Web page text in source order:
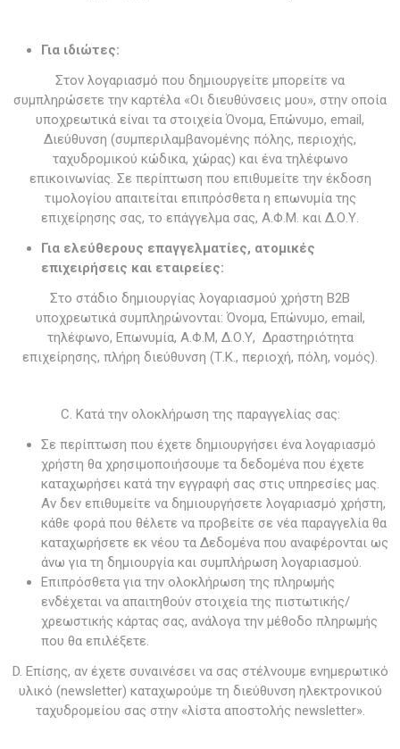
Για ιδιώτες:
Στον λογαριασμό που δημιουργείτε μπορείτε να
συμπληρώσετε την καρτέλα «Οι διευθύνσεις μου», στην οποία
υποχρεωτικά είναι τα στοιχεία Όνομα, Επώνυμο, email,
Διεύθυνση (συμπεριλαμβανομένης πόλης, περιοχής,
ταχυδρομικού κώδικα, χώρας) και ένα τηλέφωνο
επικοινωνίας. Σε περίπτωση που επιθυμείτε την έκδοση
τιμολογίου απαιτείται επιπρόσθετα η επωνυμία της
επιχείρησης σας, το επάγγελμα σας, Α.Φ.Μ. και Δ.Ο.Υ.
Για ελεύθερους επαγγελματίες, ατομικές
επιχειρήσεις και εταιρείες:
Στο στάδιο δημιουργίας λογαριασμού χρήστη B2B
υποχρεωτικά συμπληρώνονται: Όνομα, Επώνυμο, email,
τηλέφωνο, Επωνυμία, Α.Φ.Μ, Δ.Ο.Υ, Δραστηριότητα
επιχείρησης, πλήρη διεύθυνση (Τ.Κ., περιοχή, πόλη, νομός).
C. Κατά την ολοκλήρωση της παραγγελίας σας:
Σε περίπτωση που έχετε δημιουργήσει ένα λογαριασμό
χρήστη θα χρησιμοποιήσουμε τα δεδομένα που έχετε
καταχωρήσει κατά την εγγραφή σας στις υπηρεσίες μας.
Αν δεν επιθυμείτε να δημιουργήσετε λογαριασμό χρήστη,
κάθε φορά που θέλετε να προβείτε σε νέα παραγγελία θα
καταχωρήσετε εκ νέου τα Δεδομένα που αναφέρονται ως
άνω για τη δημιουργία και συμπλήρωση λογαριασμού.
Επιπρόσθετα για την ολοκλήρωση της πληρωμής
ενδέχεται να απαιτηθούν στοιχεία της πιστωτικής/
χρεωστικής κάρτας σας, ανάλογα την μέθοδο πληρωμής
που θα επιλέξετε.
D. Επίσης, αν έχετε συναινέσει να σας στέλνουμε ενημερωτικό
υλικό (newsletter) καταχωρούμε τη διεύθυνση ηλεκτρονικού
ταχυδρομείου σας στην «λίστα αποστολής newsletter».